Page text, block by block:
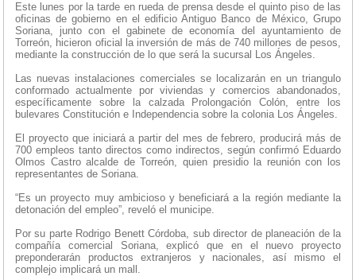
Este lunes por la tarde en rueda de prensa desde el quinto piso de las
oficinas de gobierno en el edificio Antiguo Banco de México, Grupo
Soriana, junto con el gabinete de economía del ayuntamiento de
Torreón, hicieron oficial la inversión de más de 740 millones de pesos,
mediante la construcción de lo que será la sucursal Los Ángeles.
Las nuevas instalaciones comerciales se localizarán en un triangulo
conformado actualmente por viviendas y comercios abandonados,
específicamente sobre la calzada Prolongación Colón, entre los
bulevares Constitución e Independencia sobre la colonia Los Ángeles.
El proyecto que iniciará a partir del mes de febrero, producirá más de
700 empleos tanto directos como indirectos, según confirmó Eduardo
Olmos Castro alcalde de Torreón, quien presidio la reunión con los
representantes de Soriana.
“Es un proyecto muy ambicioso y beneficiará a la región mediante la
detonación del empleo”, reveló el municipe.
Por su parte Rodrigo Benett Córdoba, sub director de planeación de la
compañía comercial Soriana, explicó que en el nuevo proyecto
preponderarán productos extranjeros y nacionales, así mismo el
complejo implicará un mall.